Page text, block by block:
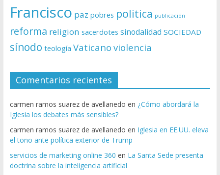
Francisco paz pobres politica publicación
reforma religion sacerdotes sinodalidad SOCIEDAD
sínodo teología Vaticano violencia
Comentarios recientes
carmen ramos suarez de avellanedo en ¿Cómo abordará la
Iglesia los debates más sensibles?
carmen ramos suarez de avellanedo en Iglesia en EE.UU. eleva
el tono ante política exterior de Trump
servicios de marketing online 360 en La Santa Sede presenta
doctrina sobre la inteligencia artificial